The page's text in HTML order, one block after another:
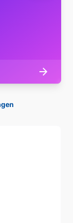
arrow_forward